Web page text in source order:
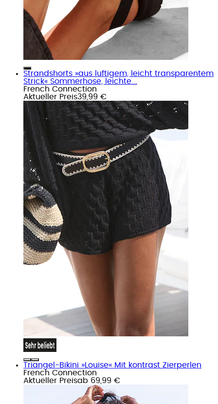
Strandshorts »aus luftigem, leicht transparentem
Strick« Sommerhose, leichte...
French Connection
Aktueller Preis39,99 €
Triangel-Bikini »Louise« Mit kontrast Zierperlen
French Connection
Aktueller Preisab 69,99 €